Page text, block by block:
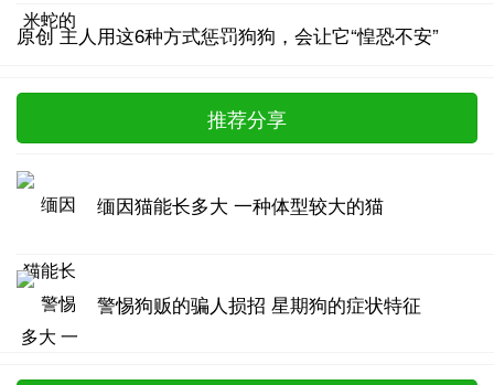
原创 主人用这6种方式惩罚狗狗，会让它“惶恐不安”
推荐分享
缅因猫能长多大 一种体型较大的猫
警惕狗贩的骗人损招 星期狗的症状特征